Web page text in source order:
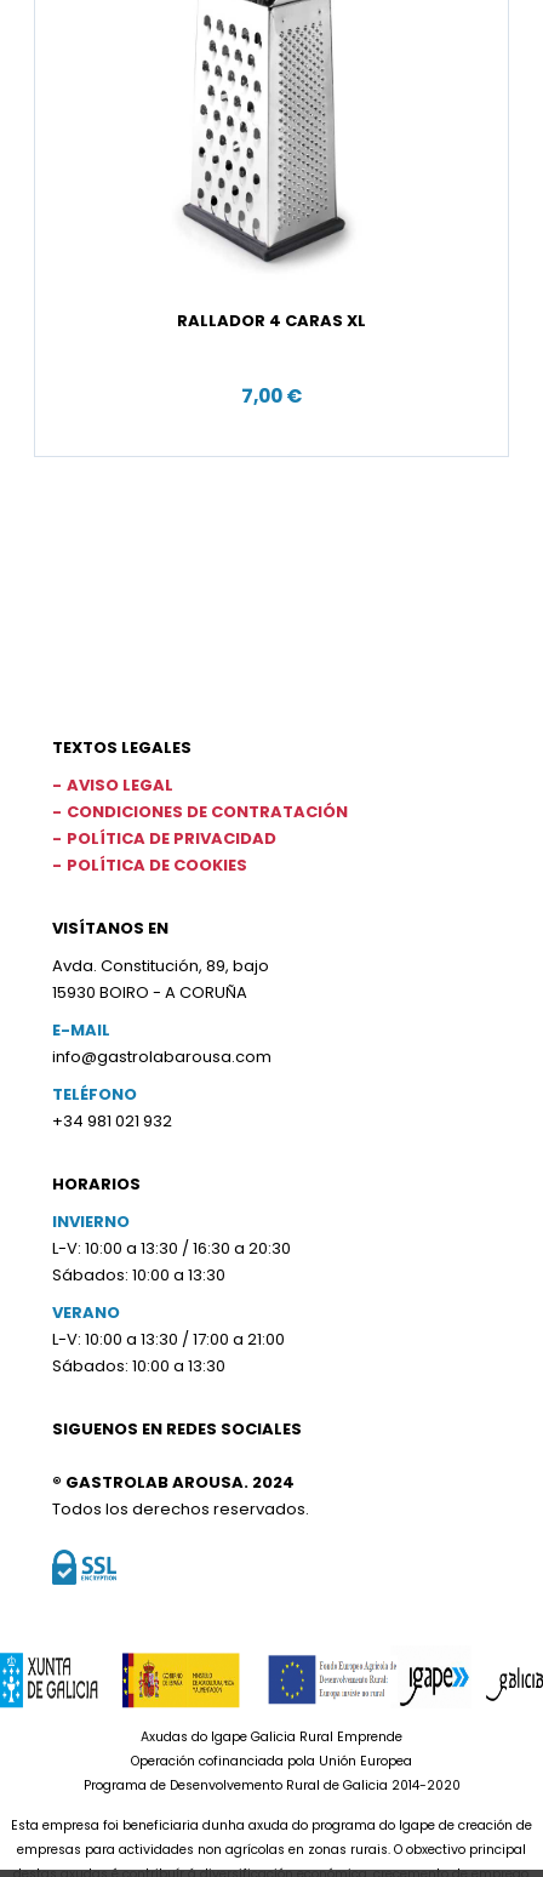
RALLADOR 4 CARAS XL
7,00 €
TEXTOS LEGALES
AVISO LEGAL
CONDICIONES DE CONTRATACIÓN
POLÍTICA DE PRIVACIDAD
POLÍTICA DE COOKIES
VISÍTANOS EN
Avda. Constitución, 89, bajo
15930 BOIRO - A CORUÑA
E-MAIL
info@gastrolabarousa.com
TELÉFONO
+34 981 021 932
HORARIOS
INVIERNO
L-V: 10:00 a 13:30 / 16:30 a 20:30
Sábados: 10:00 a 13:30
VERANO
L-V: 10:00 a 13:30 / 17:00 a 21:00
Sábados: 10:00 a 13:30
SIGUENOS EN REDES SOCIALES
® GASTROLAB AROUSA. 2024
Todos los derechos reservados.
Axudas do Igape Galicia Rural Emprende
Operación cofinanciada pola Unión Europea
Programa de Desenvolvemento Rural de Galicia 2014-2020
Esta empresa foi beneficiaria dunha axuda do programa do Igape de creación de
empresas para actividades non agrícolas en zonas rurais. O obxectivo principal